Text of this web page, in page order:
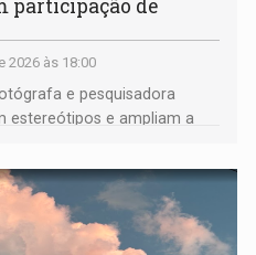
participação de
2026 às 18:00
e pesquisadora
estereótipos e ampliam a